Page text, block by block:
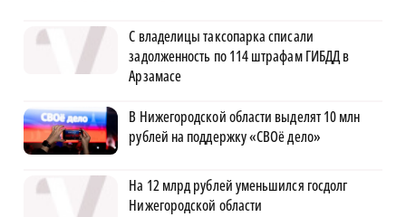
С владелицы таксопарка списали
задолженность по 114 штрафам ГИБДД в
Арзамасе
В Нижегородской области выделят 10 млн
рублей на поддержку «СВОё дело»
На 12 млрд рублей уменьшился госдолг
Нижегородской области